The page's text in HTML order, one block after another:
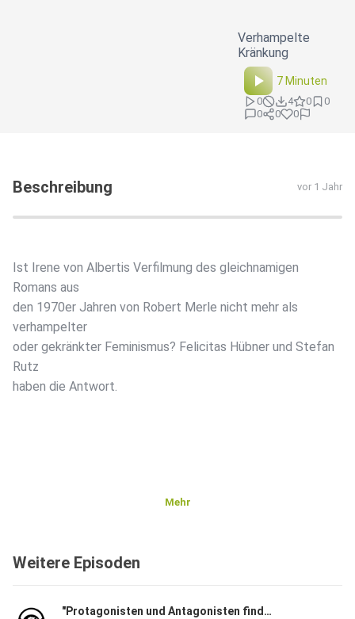
Verhampelte
Kränkung
7 Minuten
0 4 0
0
0
0 0
Beschreibung vor 1 Jahr
Ist Irene von Albertis Verfilmung des gleichnamigen
Romans aus
den 1970er Jahren von Robert Merle nicht mehr als
verhampelter
oder gekränkter Feminismus? Felicitas Hübner und Stefan
Rutz
haben die Antwort.
Mehr
Weitere Episoden
"Protagonisten und Antagonisten finde ich langweilig"